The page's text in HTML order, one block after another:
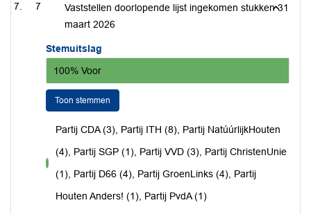
7
Vaststellen doorlopende lijst ingekomen stukken 31
maart 2026
Stemuitslag
100% Voor
Toon stemmen
voor
Partij CDA (3), Partij ITH (8), Partij NatúúrlijkHouten
(4), Partij SGP (1), Partij VVD (3), Partij ChristenUnie
(1), Partij D66 (4), Partij GroenLinks (4), Partij
Houten Anders! (1), Partij PvdA (1)